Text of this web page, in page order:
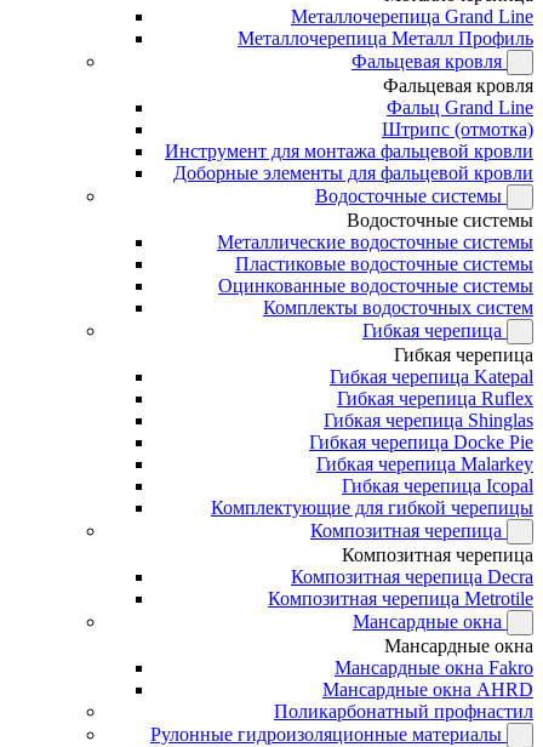
Металлочерепица Grand Line
Металлочерепица Металл Профиль
Фальцевая кровля
Фальцевая кровля
Фальц Grand Line
Штрипс (отмотка)
Инструмент для монтажа фальцевой кровли
Доборные элементы для фальцевой кровли
Водосточные системы
Водосточные системы
Металлические водосточные системы
Пластиковые водосточные системы
Оцинкованные водосточные системы
Комплекты водосточных систем
Гибкая черепица
Гибкая черепица
Гибкая черепица Katepal
Гибкая черепица Ruflex
Гибкая черепица Shinglas
Гибкая черепица Docke Pie
Гибкая черепица Malarkey
Гибкая черепица Icopal
Комплектующие для гибкой черепицы
Композитная черепица
Композитная черепица
Композитная черепица Decra
Композитная черепица Metrotile
Мансардные окна
Мансардные окна
Мансардные окна Fakro
Мансардные окна AHRD
Поликарбонатный профнастил
Рулонные гидроизоляционные материалы